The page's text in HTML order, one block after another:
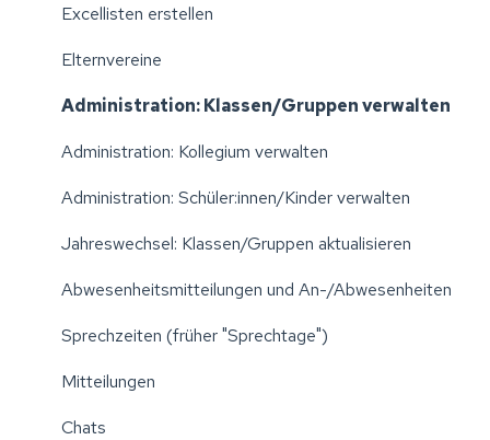
Excellisten erstellen
Elternvereine
Administration: Klassen/Gruppen verwalten
Administration: Kollegium verwalten
Administration: Schüler:innen/Kinder verwalten
Jahreswechsel: Klassen/Gruppen aktualisieren
Abwesenheitsmitteilungen und An-/Abwesenheiten
Sprechzeiten (früher "Sprechtage")
Mitteilungen
Chats